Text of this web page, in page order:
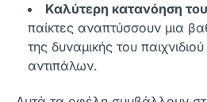
Καλύτερη κατανόηση του
παίκτες αναπτύσσουν μια
της δυναμικής του
αντιπάλων.